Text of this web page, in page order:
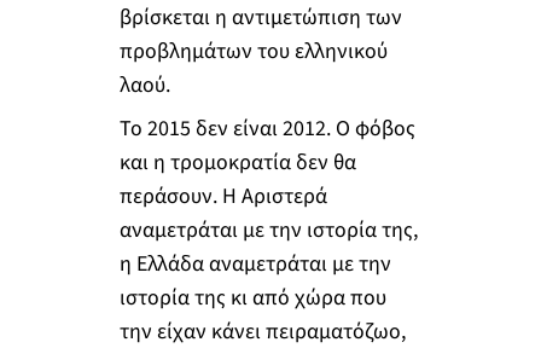
βρίσκεται η αντιμετώπιση των
προβλημάτων του ελληνικού
λαού.
Το 2015 δεν είναι 2012. Ο φόβος
και η τρομοκρατία δεν θα
περάσουν. Η Αριστερά
αναμετράται με την ιστορία της,
η Ελλάδα αναμετράται με την
ιστορία της κι από χώρα που
την είχαν κάνει πειραματόζωο,